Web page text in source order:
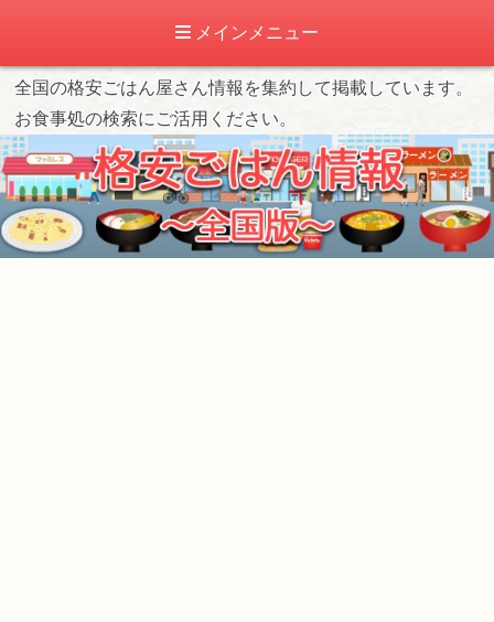
メインメニュー
全国の格安ごはん屋さん情報を集約して掲載しています。
お食事処の検索にご活用ください。